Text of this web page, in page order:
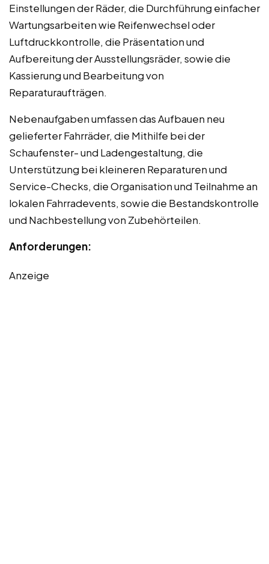
Einstellungen der Räder, die Durchführung einfacher
Wartungsarbeiten wie Reifenwechsel oder
Luftdruckkontrolle, die Präsentation und
Aufbereitung der Ausstellungsräder, sowie die
Kassierung und Bearbeitung von
Reparaturaufträgen.
Nebenaufgaben umfassen das Aufbauen neu
gelieferter Fahrräder, die Mithilfe bei der
Schaufenster- und Ladengestaltung, die
Unterstützung bei kleineren Reparaturen und
Service-Checks, die Organisation und Teilnahme an
lokalen Fahrradevents, sowie die Bestandskontrolle
und Nachbestellung von Zubehörteilen.
Anforderungen:
Anzeige